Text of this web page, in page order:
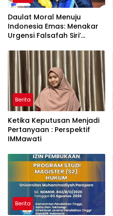
Daulat Moral Menuju
Indonesia Emas: Menakar
Urgensi Falsafah Siri’
Ancaman Kleptokrasi
Berita
Ketika Keputusan Menjadi
Pertanyaan : Perspektif
IMMawati
Berita